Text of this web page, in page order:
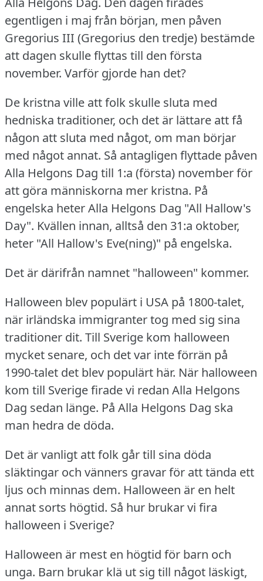
egentligen i maj från början, men påven
Gregorius III (Gregorius den tredje) bestämde
att dagen skulle flyttas till den första
november. Varför gjorde han det?
De kristna ville att folk skulle sluta med
hedniska traditioner, och det är lättare att få
någon att sluta med något, om man börjar
med något annat. Så antagligen flyttade påven
Alla Helgons Dag till 1:a (första) november för
att göra människorna mer kristna. På
engelska heter Alla Helgons Dag "All Hallow's
Day". Kvällen innan, alltså den 31:a oktober,
heter "All Hallow's Eve(ning)" på engelska.
Det är därifrån namnet "halloween" kommer.
Halloween blev populärt i USA på 1800-talet,
när irländska immigranter tog med sig sina
traditioner dit. Till Sverige kom halloween
mycket senare, och det var inte förrän på
1990-talet det blev populärt här. När halloween
kom till Sverige firade vi redan Alla Helgons
Dag sedan länge. På Alla Helgons Dag ska
man hedra de döda.
Det är vanligt att folk går till sina döda
släktingar och vänners gravar för att tända ett
ljus och minnas dem. Halloween är en helt
annat sorts högtid. Så hur brukar vi fira
halloween i Sverige?
Halloween är mest en högtid för barn och
unga. Barn brukar klä ut sig till något läskigt,